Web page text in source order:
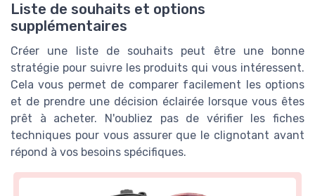
Liste de souhaits et options
supplémentaires
Créer une liste de souhaits peut être une bonne
stratégie pour suivre les produits qui vous intéressent.
Cela vous permet de comparer facilement les options
et de prendre une décision éclairée lorsque vous êtes
prêt à acheter. N'oubliez pas de vérifier les fiches
techniques pour vous assurer que le clignotant avant
répond à vos besoins spécifiques.